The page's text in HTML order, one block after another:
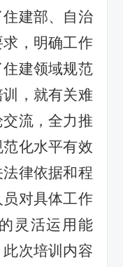
建部、自治
，明确工作
建领域规范
，就有关难
流，全力推
化水平有效
律依据和程
对具体工作
灵活运用能
次培训内容